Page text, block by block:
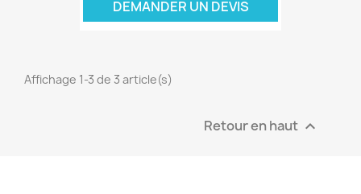
DEMANDER UN DEVIS
Affichage 1-3 de 3 article(s)
Retour en haut 